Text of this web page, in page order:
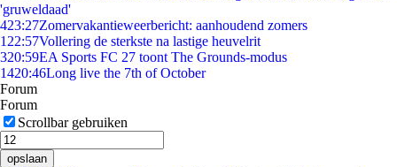
'gruweldaad'
423:27Zomervakantieweerbericht: aanhoudend zomers
1 22:57Vollering de sterkste na lastige heuvelrit
320:59EA Sports FC 27 toont The Grounds-modus
1420:46Long live the 7th of October
Forum
Forum
Scrollbar gebruiken
opslaan